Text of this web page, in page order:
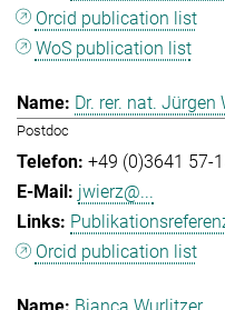
Orcid publication list
WoS publication list
Dr. rer. nat. Jürgen
Postdoc
+49 (0)3641 57-
jwierz@...
Orcid publication list